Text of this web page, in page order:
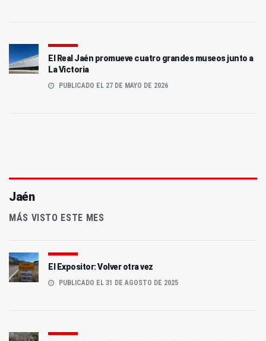
El Real Jaén promueve cuatro grandes museos junto a
La Victoria
PUBLICADO EL 27 DE MAYO DE 2026
Jaén
MÁS VISTO ESTE MES
El Expositor: Volver otra vez
PUBLICADO EL 31 DE AGOSTO DE 2025